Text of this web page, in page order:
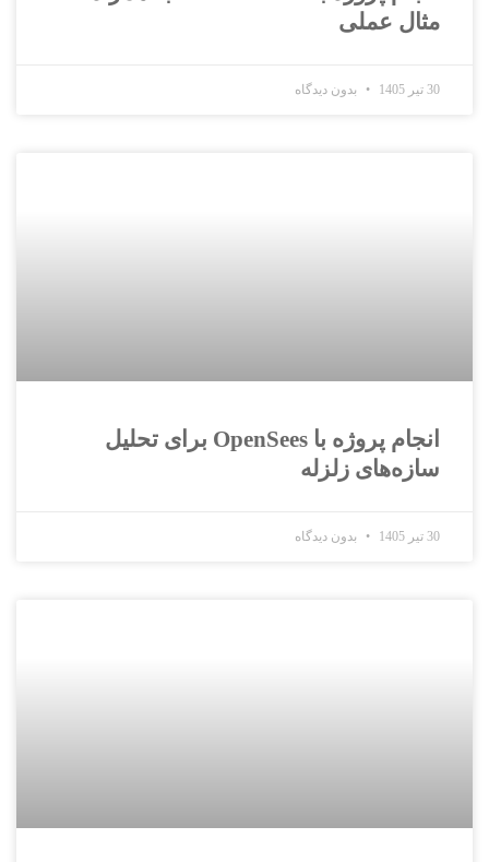
مثال عملی
30 تیر 1405 بدون دیدگاه
انجام پروژه با OpenSees برای تحلیل
سازه‌های زلزله
30 تیر 1405 بدون دیدگاه